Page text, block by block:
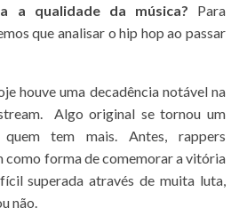
a qualidade da música? Para
que analisar o hip hop ao passar
houve uma decadência notável na
Algo original se tornou um
tem mais. Antes, rappers
como forma de comemorar a vitória
superada através de muita luta,
não.